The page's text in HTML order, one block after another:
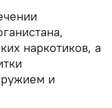
наркотиков, а
и